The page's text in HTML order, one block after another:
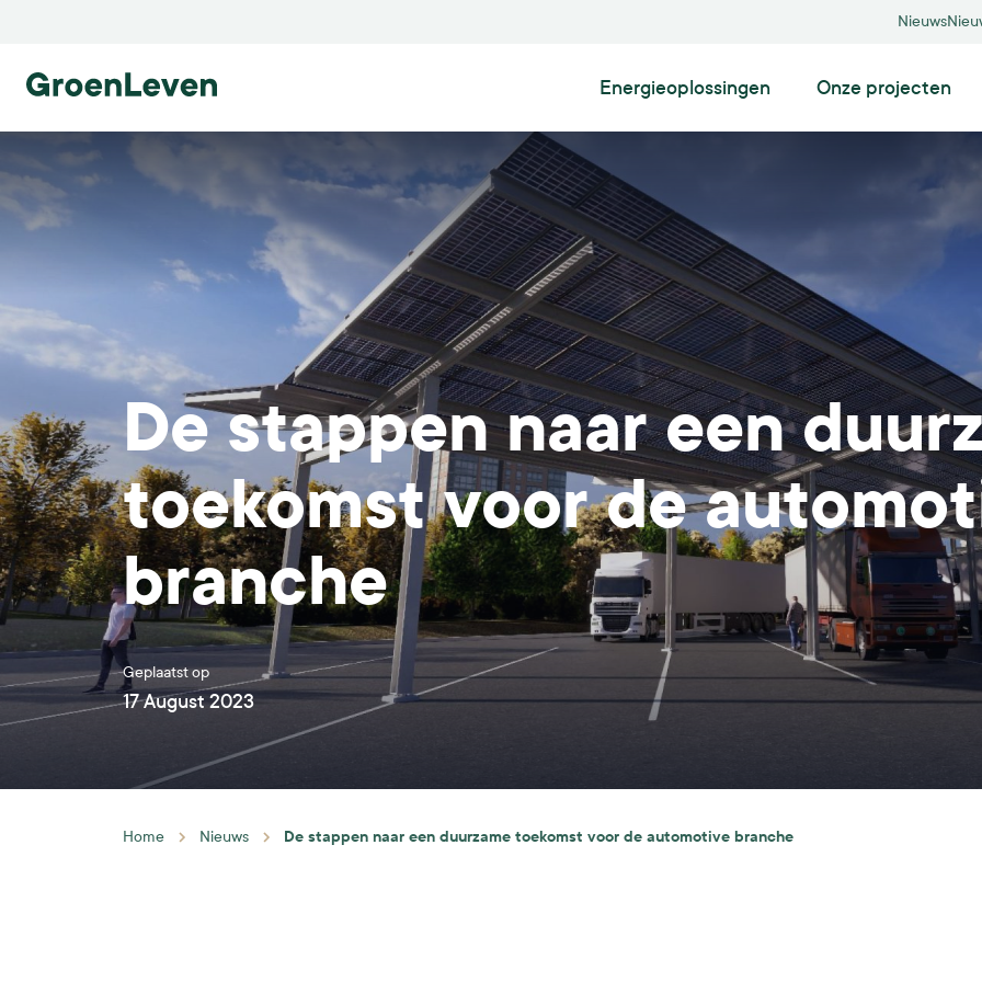
Nieuws
Ga naar homepage Energieoplossingen
Zonneparken
Zonnepanelen op grond
Drijvende zonneparken
Agri-pv
Onze projecten
De stappen naar een
toekomst voor de
branche
Geplaatst op
17 August 2023
Home Nieuws De stappen naar een duurzame toekomst voor de automotive branche